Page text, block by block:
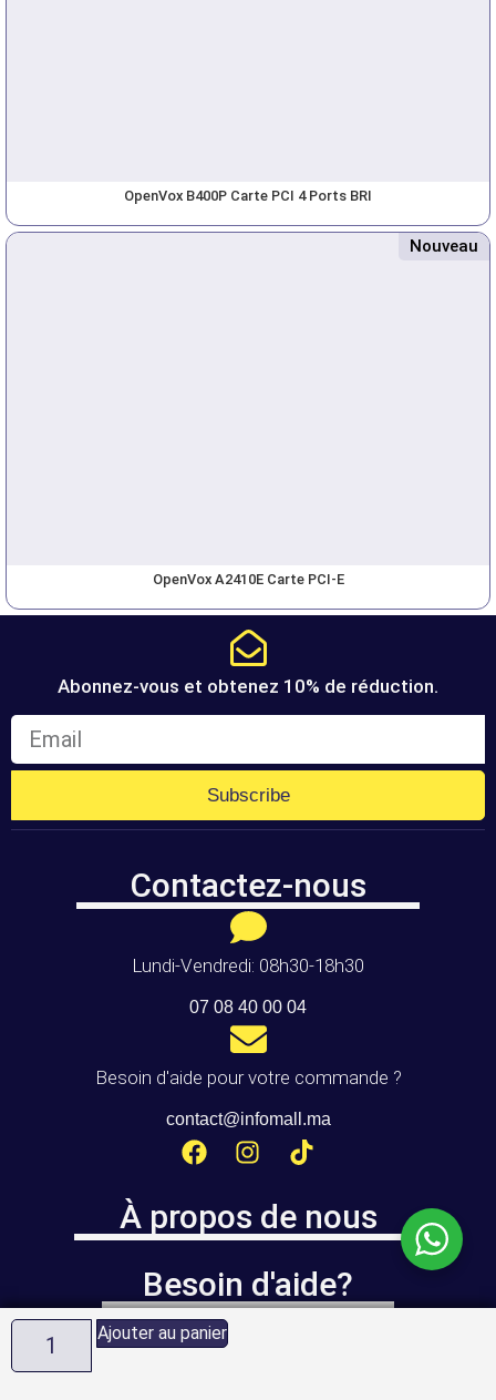
Ajouter au panier
OpenVox B400P Carte PCI 4 Ports BRI
Nouveau
OpenVox A2410E Carte PCI-E
Abonnez-vous et obtenez 10% de réduction.
Subscribe
Contactez-nous
Lundi-Vendredi: 08h30-18h30
07 08 40 00 04
Besoin d'aide pour votre commande ?
contact@infomall.ma
À propos de nous
Besoin d'aide?
Infomall.ma